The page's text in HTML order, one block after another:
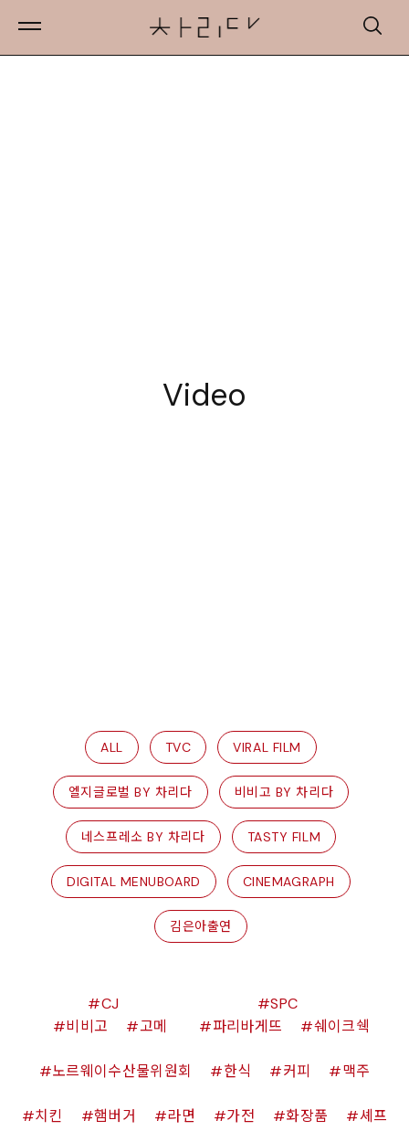
ALL TVC VIRAL FILM
엘지글로벌 BY 차리다 비비고 BY 차리다
네스프레소 BY 차리다 TASTY FILM
DIGITAL MENUBOARD CINEMAGRAPH
김은아출연
CJ
비비고
고메
SPC
파리바게뜨
쉐이크쉑
노르웨이수산물위원회 한식 커피 맥주
치킨 햄버거 라면 가전 화장품 셰프